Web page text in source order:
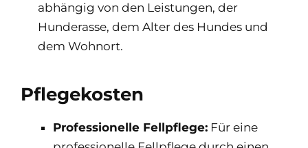
abhängig von den Leistungen, der
Hunderasse, dem Alter des Hundes und
dem Wohnort.
Pflegekosten
Professionelle Fellpflege: Für eine